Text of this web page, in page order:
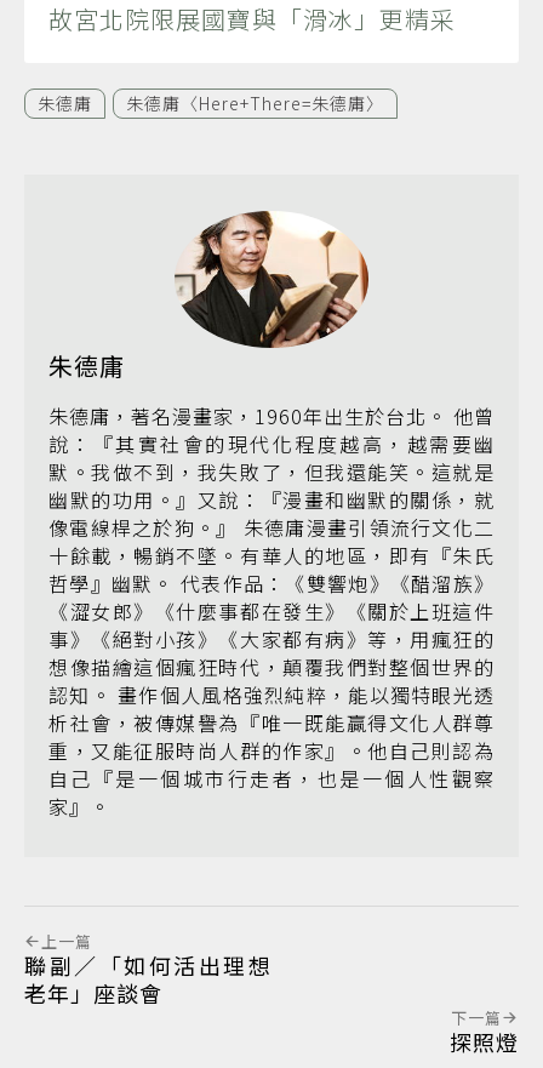
故宮北院限展國寶與「滑冰」更精采
朱德庸 朱德庸〈Here+There=朱德庸〉
朱德庸
朱德庸，著名漫畫家，1960年出生於台北。 他曾
說：『其實社會的現代化程度越高，越需要幽
默。我做不到，我失敗了，但我還能笑。這就是
幽默的功用。』又說：『漫畫和幽默的關係，就
像電線桿之於狗。』 朱德庸漫畫引領流行文化二
十餘載，暢銷不墜。有華人的地區，即有『朱氏
哲學』幽默。 代表作品：《雙響炮》《醋溜族》
《澀女郎》《什麼事都在發生》《關於上班這件
事》《絕對小孩》《大家都有病》等，用瘋狂的
想像描繪這個瘋狂時代，顛覆我們對整個世界的
認知。 畫作個人風格強烈純粹，能以獨特眼光透
析社會，被傳媒譽為『唯一既能贏得文化人群尊
重，又能征服時尚人群的作家』。他自己則認為
自己『是一個城市行走者，也是一個人性觀察
家』。
上一篇
聯副／「如何活出理想
老年」座談會
下一篇
探照燈